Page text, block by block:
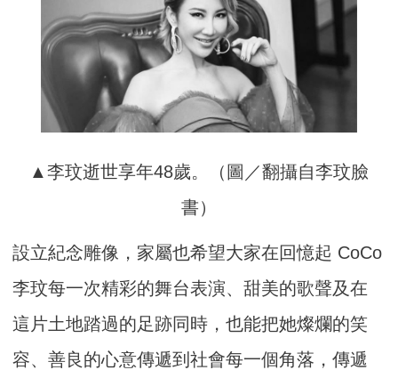
▲李玟逝世享年48歲。（圖／翻攝自李玟臉
書）
設立紀念雕像，家屬也希望大家在回憶起 CoCo
李玟每一次精彩的舞台表演、甜美的歌聲及在
這片土地踏過的足跡同時，也能把她燦爛的笑
容、善良的心意傳遞到社會每一個角落，傳遞